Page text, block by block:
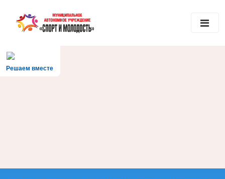
Решаем вместе